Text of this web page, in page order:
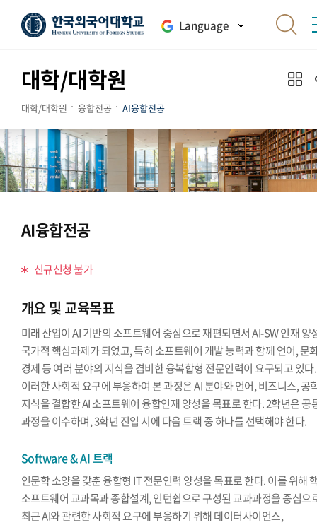
Language
대학/대학원
대학/대학원 융합전공 AI융합전공
AI융합전공
신규신청 불가
개요 및 교육목표
미래 산업이 AI 기반의 소프트웨어 중심으로 재편되면서 AI-SW 인재 양
국가적 핵심과제가 되었고, 특히 소프트웨어 개발 능력과 함께 언어, 문
경제 등 여러 분야의 지식을 겸비한 융복합형 전문인력이 요구되고 있다.
이러한 사회적 요구에 부응하여 본 과정은 AI 분야와 언어, 비즈니스, 공
지식을 결합한 AI 소프트웨어 융합인재 양성을 목표로 한다. 2학년은 공
과정을 이수하며, 3학년 진입 시에 다음 트랙 중 하나를 선택해야 한다.
Software & AI 트랙
인문학 소양을 갖춘 융합형 IT 전문인력 양성을 목표로 한다. 이를 위해
소프트웨어 교과목과 종합설계, 인턴쉽으로 구성된 교과과정을 중심으
최근 AI와 관련한 사회적 요구에 부응하기 위해 데이터사이언스,